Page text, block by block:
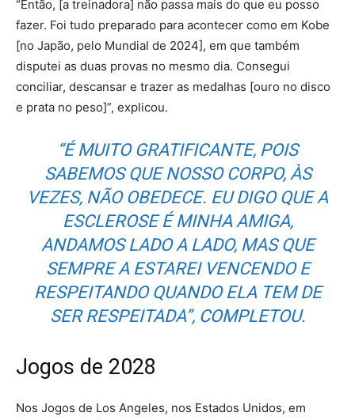
“Então, [a treinadora] não passa mais do que eu posso
fazer. Foi tudo preparado para acontecer como em Kobe
[no Japão, pelo Mundial de 2024], em que também
disputei as duas provas no mesmo dia. Consegui
conciliar, descansar e trazer as medalhas [ouro no disco
e prata no peso]”, explicou.
“É MUITO GRATIFICANTE, POIS
SABEMOS QUE NOSSO CORPO, ÀS
VEZES, NÃO OBEDECE. EU DIGO QUE A
ESCLEROSE É MINHA AMIGA,
ANDAMOS LADO A LADO, MAS QUE
SEMPRE A ESTAREI VENCENDO E
RESPEITANDO QUANDO ELA TEM DE
SER RESPEITADA”, COMPLETOU.
Jogos de 2028
Nos Jogos de Los Angeles, nos Estados Unidos, em